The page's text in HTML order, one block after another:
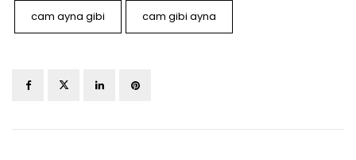
cam ayna gibi cam gibi ayna